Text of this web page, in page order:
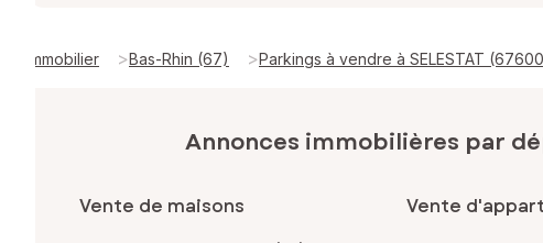
Immobilier >Bas-Rhin (67) >Parkings à vendre à SELESTAT
Annonces immobilières par
Vente de maisons Vente